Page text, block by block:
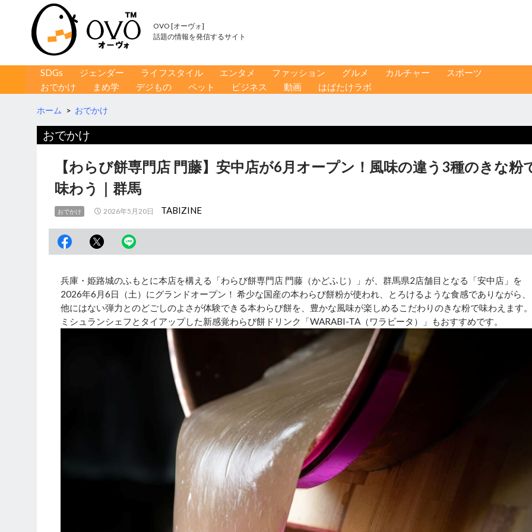
OVO [オーヴォ]
話題の情報を発信するサイト
コンテンツへ移動
SDGs ジェンダー ライフスタイル エンタメ ファッション グルメ カルチャー
スポーツ
おでかけ
まめ学 デジもの ペット ビジネス 動画 はばたけラボ
ホーム > おでかけ
おでかけ
【わらび餅専門店 門藤】安中店が6月オープン！風味の違う3種のきな粉
味わう｜群馬
おでかけ 2026年5月20日 TABIZINE
兵庫・姫路城のふもとに本店を構える「わらび餅専門店 門藤（かどふじ）」が、群馬県2店舗目となる「安中店」を
2026年6月6日（土）にグランドオープン！ 希少な国産の本わらび餅粉が使われ、とろけるような食感でありながら、
他にはない弾力とのどごしのよさが体験できる本わらび餅を、豊かな風味が楽しめるこだわりのきな粉で味わえます。
ミシュランシェフとタイアップした新感覚わらび餅ドリンク「WARABI-TA（ワラビータ）」もおすすめです。